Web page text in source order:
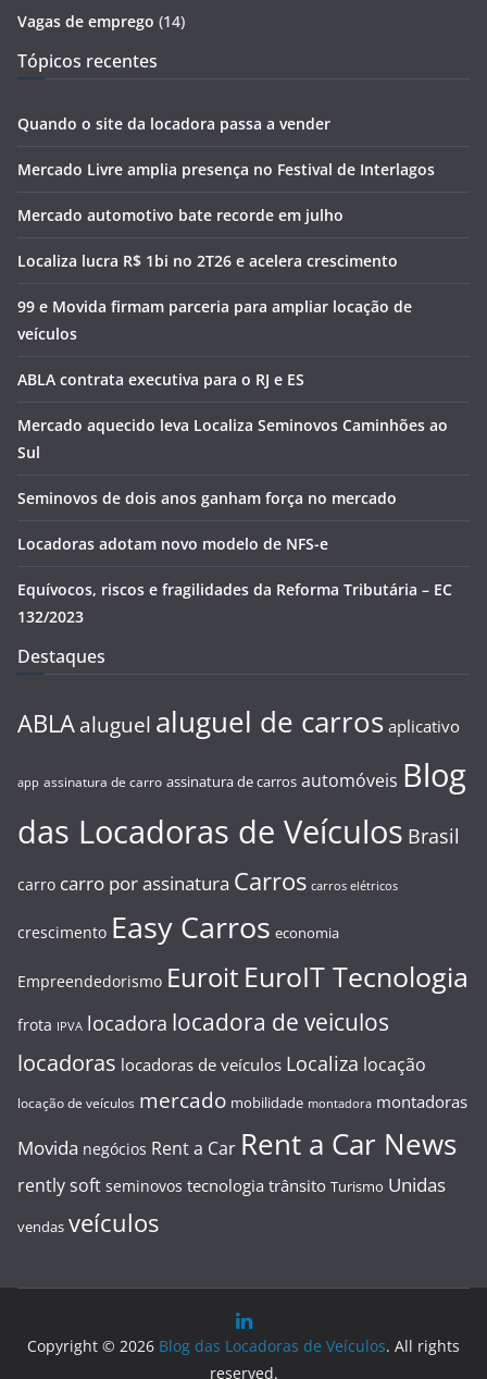
Vagas de emprego (14)
Tópicos recentes
Quando o site da locadora passa a vender
Mercado Livre amplia presença no Festival de Interlagos
Mercado automotivo bate recorde em julho
Localiza lucra R$ 1bi no 2T26 e acelera crescimento
99 e Movida firmam parceria para ampliar locação de
veículos
ABLA contrata executiva para o RJ e ES
Mercado aquecido leva Localiza Seminovos Caminhões ao
Sul
Seminovos de dois anos ganham força no mercado
Locadoras adotam novo modelo de NFS-e
Equívocos, riscos e fragilidades da Reforma Tributária – EC
132/2023
Destaques
ABLA aluguel aluguel de carros aplicativo
app assinatura de carro assinatura de carros automóveis Blog
das Locadoras de Veículos Brasil
carro carro por assinatura Carros carros elétricos
crescimento Easy Carros economia
Empreendedorismo Euroit EuroIT Tecnologia
frota IPVA locadora locadora de veiculos
locadoras locadoras de veículos Localiza locação
locação de veículos mercado mobilidade montadora montadoras
Movida negócios Rent a Car Rent a Car News
rently soft seminovos tecnologia trânsito Turismo Unidas
vendas veículos
Copyright © 2026 Blog das Locadoras de Veículos. All rights
reserved.